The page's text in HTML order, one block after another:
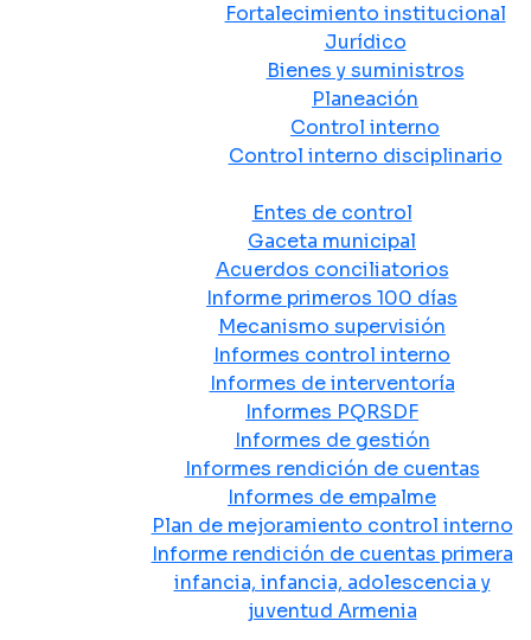
Fortalecimiento institucional
Jurídico
Bienes y suministros
Planeación
Control interno
Control interno disciplinario
Entes de control
Gaceta municipal
Acuerdos conciliatorios
Informe primeros 100 días
Mecanismo supervisión
Informes control interno
Informes de interventoría
Informes PQRSDF
Informes de gestión
Informes rendición de cuentas
Informes de empalme
Plan de mejoramiento control interno
Informe rendición de cuentas primera
infancia, infancia, adolescencia y
juventud Armenia